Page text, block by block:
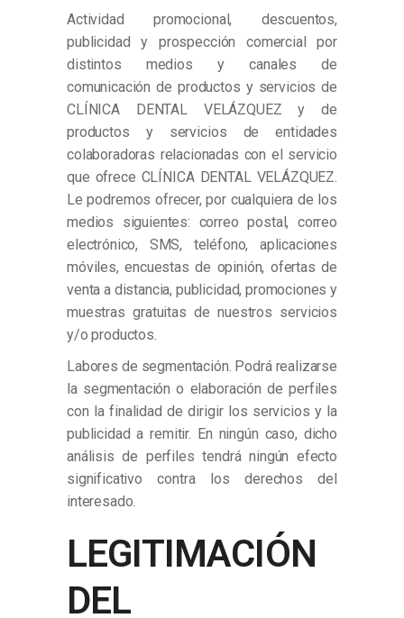
Actividad promocional, descuentos,
publicidad y prospección comercial por
distintos medios y canales de
comunicación de productos y servicios de
CLÍNICA DENTAL VELÁZQUEZ y de
productos y servicios de entidades
colaboradoras relacionadas con el servicio
que ofrece CLÍNICA DENTAL VELÁZQUEZ.
Le podremos ofrecer, por cualquiera de los
medios siguientes: correo postal, correo
electrónico, SMS, teléfono, aplicaciones
móviles, encuestas de opinión, ofertas de
venta a distancia, publicidad, promociones y
muestras gratuitas de nuestros servicios
y/o productos.
Labores de segmentación. Podrá realizarse
la segmentación o elaboración de perfiles
con la finalidad de dirigir los servicios y la
publicidad a remitir. En ningún caso, dicho
análisis de perfiles tendrá ningún efecto
significativo contra los derechos del
interesado.
LEGITIMACIÓN
DEL